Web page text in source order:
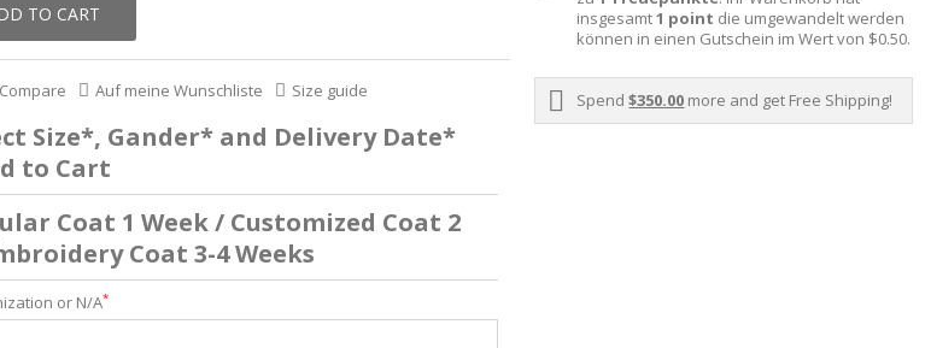
TO CART
Auf meine Wunschliste Size guide
Size*, Gander* and Delivery Date*
to Cart
Coat 1 Week / Customized Coat 2
Coat 3-4 Weeks
or N/A*
insgesamt1 point die umgewandelt werden
können in einen Gutschein im Wert von $0.50.
Spend$350.00 more and get Free Shipping!